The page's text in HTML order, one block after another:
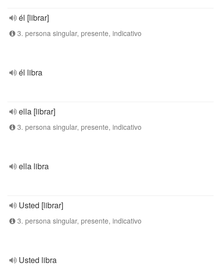
él [librar]
3. persona singular, presente, indicativo
él libra
ella [librar]
3. persona singular, presente, indicativo
ella libra
Usted [librar]
3. persona singular, presente, indicativo
Usted libra